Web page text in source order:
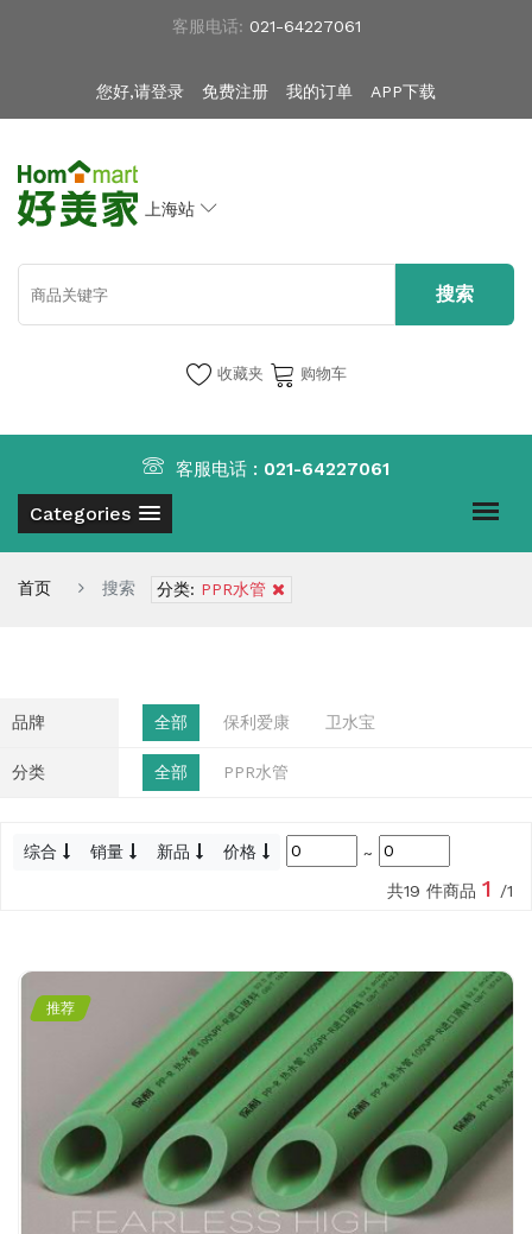
客服电话: 021-64227061
您好,请登录 免费注册 我的订单 APP下载
上海站
收藏夹 购物车
Categories
客服电话 : 021-64227061
首页 搜索 分类: PPR水管
品牌 全部 保利爱康 卫水宝
分类 全部 PPR水管
综合 销量 新品 价格
~
共19 件商品 1 /1
推荐